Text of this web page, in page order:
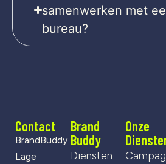
samenwerken met
bureau?
Contact
BrandBuddy
Lage
Brand
Buddy
Diensten
Onze